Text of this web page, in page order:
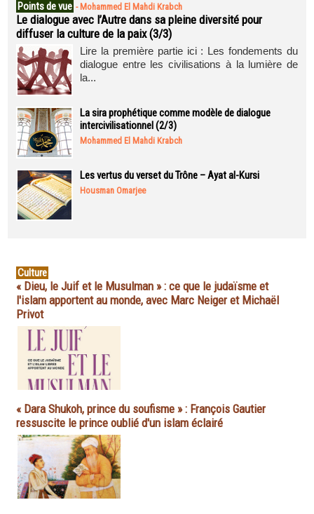
Points de vue - Mohammed El Mahdi Krabch
Le dialogue avec l’Autre dans sa pleine diversité pour
diffuser la culture de la paix (3/3)
Lire la première partie ici : Les fondements du
dialogue entre les civilisations à la lumière de
la...
La sira prophétique comme modèle de dialogue
intercivilisationnel (2/3)
Mohammed El Mahdi Krabch
Les vertus du verset du Trône – Ayat al-Kursi
Housman Omarjee
Culture
« Dieu, le Juif et le Musulman » : ce que le judaïsme et
l'islam apportent au monde, avec Marc Neiger et Michaël
Privot
« Dara Shukoh, prince du soufisme » : François Gautier
ressuscite le prince oublié d'un islam éclairé